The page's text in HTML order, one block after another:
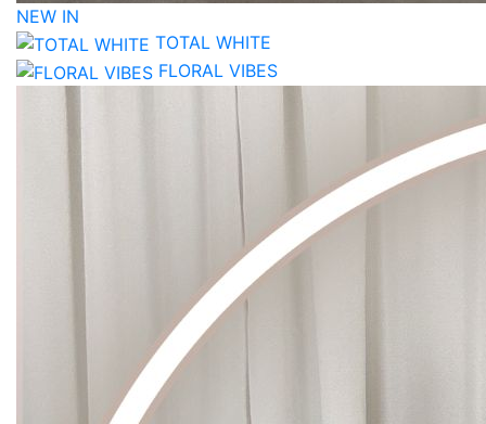
NEW IN
TOTAL WHITE
FLORAL VIBES